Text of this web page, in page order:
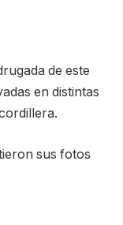
de este
en distintas
sus fotos